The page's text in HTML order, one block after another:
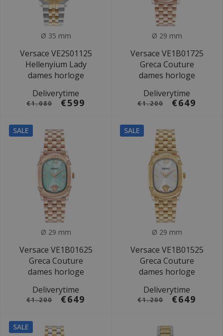
Ø 35 mm
Versace VE2S01125
Hellenyium Lady
dames horloge
Deliverytime
€1.080 €599
Ø 29 mm
Versace VE1B01725
Greca Couture
dames horloge
Deliverytime
€1.200 €649
SALE
Ø 29 mm
Versace VE1B01625
Greca Couture
dames horloge
Deliverytime
€1.200 €649
SALE
Ø 29 mm
Versace VE1B01525
Greca Couture
dames horloge
Deliverytime
€1.200 €649
SALE